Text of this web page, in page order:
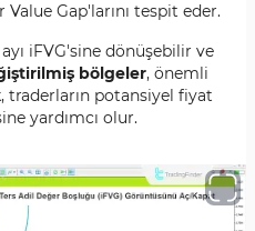
Gap'larını tespit eder.
iFVG'sine dönüşebilir ve
bölgeler, önemli
traderların potansiyel fiyat
yardımcı olur.